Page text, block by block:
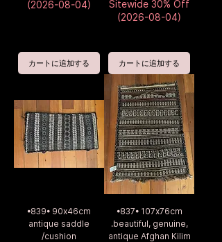
(2026-08-04)
カートに追加する
Sitewide 30% Off
(2026-08-04)
カートに追加する
•839• 90x46cm
antique saddle
/cushion
•837• 107x76cm
.beautiful, genuine,
antique Afghan Kilim